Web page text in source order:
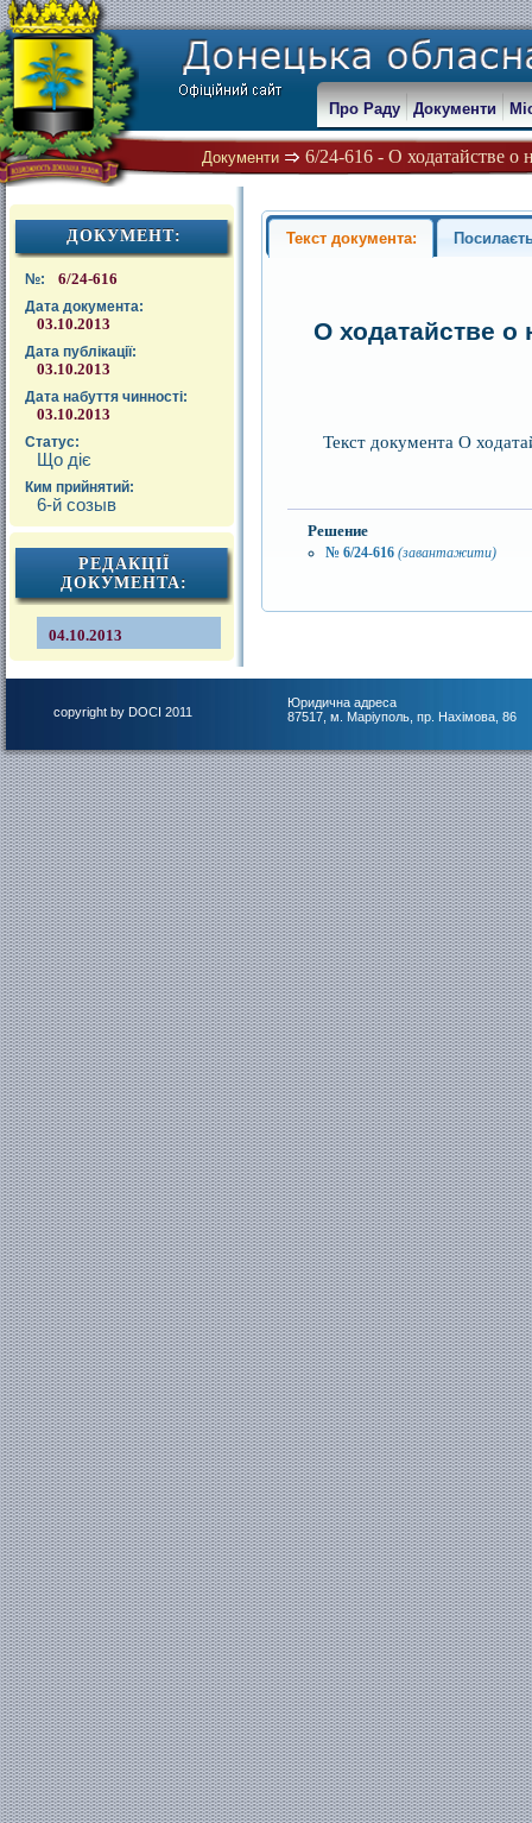
Документи 6/24-616 - О ходатайстве
Про Раду Документи
ДОКУМЕНТ:
№: 6/24-616
Дата документа:
03.10.2013
Дата публікації:
03.10.2013
Дата набуття чинності:
03.10.2013
Статус:
Що діє
Ким прийнятий:
6-й созыв
РЕДАКЦІЇ
ДОКУМЕНТА:
04.10.2013
Текст документа:
О ходатайстве
Текст документа О
Решение
№ 6/24-616 (завантажити)
copyright by DOCI 2011
Юридична адреса
87517, м. Маріуполь, пр. Нахімова, 86